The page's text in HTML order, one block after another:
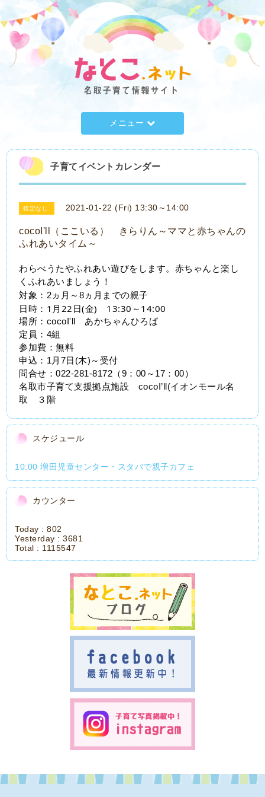
メニュー
子育てイベントカレンダー
指定なし 2021-01-22 (Fri) 13:30～14:00
cocoI'll（ここいる） きらりん～ママと赤ちゃんの
ふれあいタイム～
わらべうたやふれあい遊びをします。赤ちゃんと楽し
くふれあいましょう！
対象：2ヵ月～8ヵ月までの親子
日時：1月22日(金)　13:30～14:00
場所：cocoI'll　あかちゃんひろば
定員：4組
参加費：無料
申込：1月7日(木)～受付
問合せ：022‐281-8172（9：00～17：00）
名取市子育て支援拠点施設　cocoI’ll(イオンモール名
取　３階
スケジュール
10:00 増田児童センター・スタバで親子カフェ
カウンター
Today :802
Yesterday :3681
Total : 1115547